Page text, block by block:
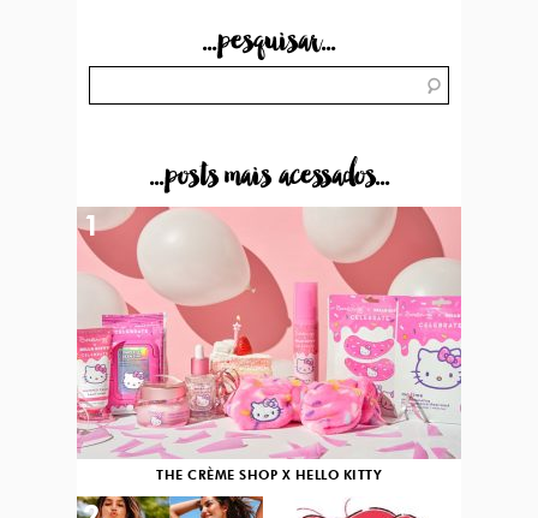
...pesquisar...
...posts mais acessados...
THE CRÈME SHOP X HELLO KITTY
1